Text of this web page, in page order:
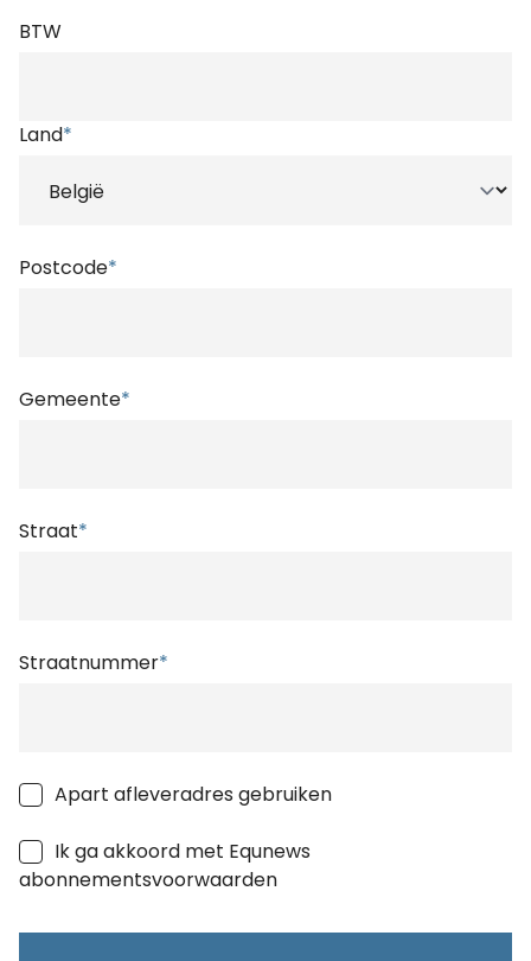
BTW
Land*
Postcode*
Gemeente*
Straat*
Straatnummer*
Apart afleveradres gebruiken
Ik ga akkoord met Equnews
abonnementsvoorwaarden